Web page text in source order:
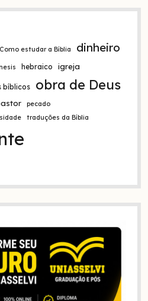
Como estudar a Bíblia dinheiro
hebraico igreja
bíblicos obra de Deus
pecado
traduções da Bíblia